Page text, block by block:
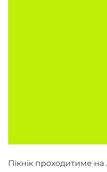
Пікнік проходитиме на